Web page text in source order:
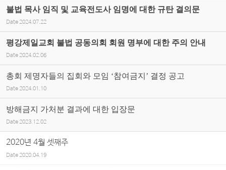
불법 목사 임직 및 교육전도사 임명에 대한 규탄 결의문
Date 2024.07.22
평강제일교회 불법 공동의회 회원 명부에 대한 주의 안내
Date 2024.02.06
총회 제명자들의 집회와 모임 ‘참여금지’ 결정 공고
Date 2024.01.10
방해금지 가처분 결과에 대한 입장문
Date 2023.12.02
2020년 4월 셋째주
Date2020.04.19